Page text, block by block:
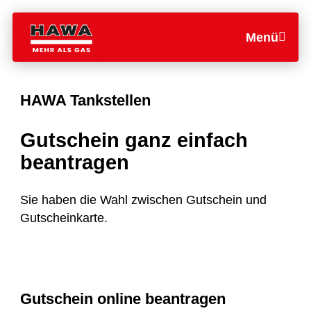
Menü
HAWA Tankstellen
Gutschein ganz einfach
beantragen
Sie haben die Wahl zwischen Gutschein und
Gutscheinkarte.
Gutschein online beantragen